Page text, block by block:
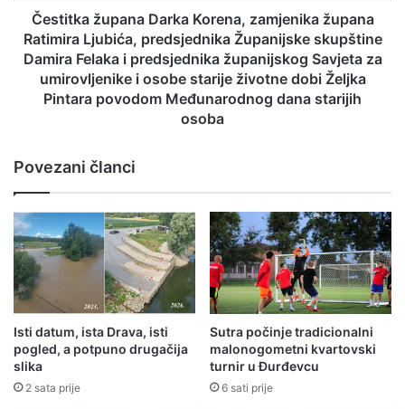
Čestitka župana Darka Korena, zamjenika župana
Ratimira Ljubića, predsjednika Županijske skupštine
Damira Felaka i predsjednika županijskog Savjeta za
umirovljenike i osobe starije životne dobi Željka
Pintara povodom Međunarodnog dana starijih
osoba
Povezani članci
Isti datum, ista Drava, isti
pogled, a potpuno drugačija
slika
2 sata prije
Sutra počinje tradicionalni
malonogometni kvartovski
turnir u Đurđevcu
6 sati prije